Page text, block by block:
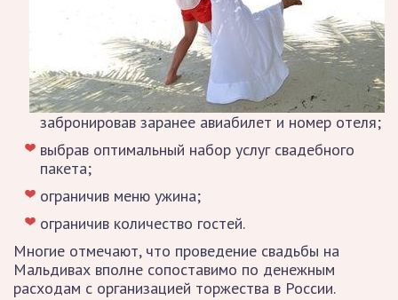
забронировав заранее авиабилет и номер отеля;
выбрав оптимальный набор услуг свадебного
пакета;
ограничив меню ужина;
ограничив количество гостей.
Многие отмечают, что проведение свадьбы на
Мальдивах вполне сопоставимо по денежным
расходам с организацией торжества в России.